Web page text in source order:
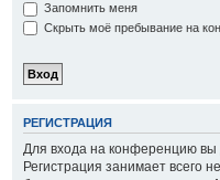
Запомнить меня
Скрыть моё пребывание на
РЕГИСТРАЦИЯ
Для входа на конференцию вы
Регистрация занимает всего